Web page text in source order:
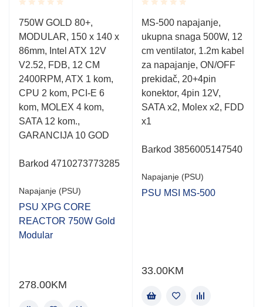
Rated
0.001
out
of
5
750W GOLD 80+,
MODULAR, 150 x 140 x
86mm, Intel ATX 12V
V2.52, FDB, 12 CM
2400RPM, ATX 1 kom,
CPU 2 kom, PCI-E 6
kom, MOLEX 4 kom,
SATA 12 kom.,
GARANCIJA 10 GOD
Barkod 4710273773285
Napajanje (PSU)
PSU XPG CORE
REACTOR 750W Gold
Modular
278.00KM
Rated
0.001
out
5
MS-500 napajanje,
ukupna snaga 500W, 12
cm ventilator, 1.2m kabel
za napajanje, ON/OFF
prekidač, 20+4pin
konektor, 4pin 12V,
SATA x2, Molex x2, FDD
x1
Barkod 3856005147540
Napajanje (PSU)
PSU MSI MS-500
33.00KM